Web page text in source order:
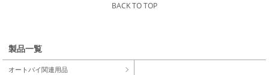
BACK TO TOP
製品一覧
オートバイ関連用品